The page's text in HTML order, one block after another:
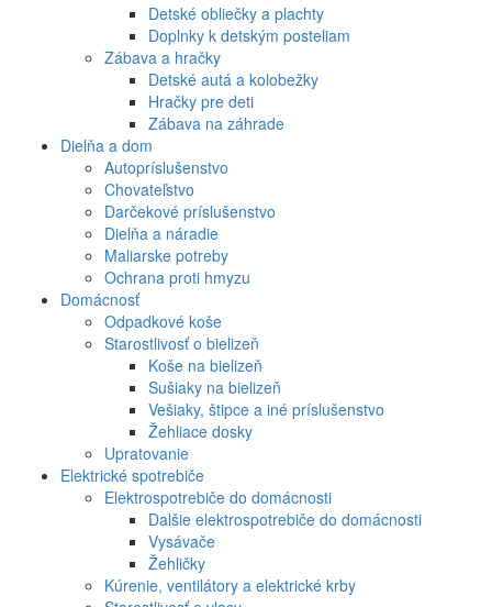
Detské obliečky a plachty
Doplnky k detským posteliam
Zábava a hračky
Detské autá a kolobežky
Hračky pre deti
Zábava na záhrade
Dielňa a dom
Autopríslušenstvo
Chovateľstvo
Darčekové príslušenstvo
Dielňa a náradie
Maliarske potreby
Ochrana proti hmyzu
Domácnosť
Odpadkové koše
Starostlivosť o bielizeň
Koše na bielizeň
Sušiaky na bielizeň
Vešiaky, štipce a iné príslušenstvo
Žehliace dosky
Upratovanie
Elektrické spotrebiče
Elektrospotrebiče do domácnosti
Dalšie elektrospotrebiče do domácnosti
Vysávače
Žehličky
Kúrenie, ventilátory a elektrické krby